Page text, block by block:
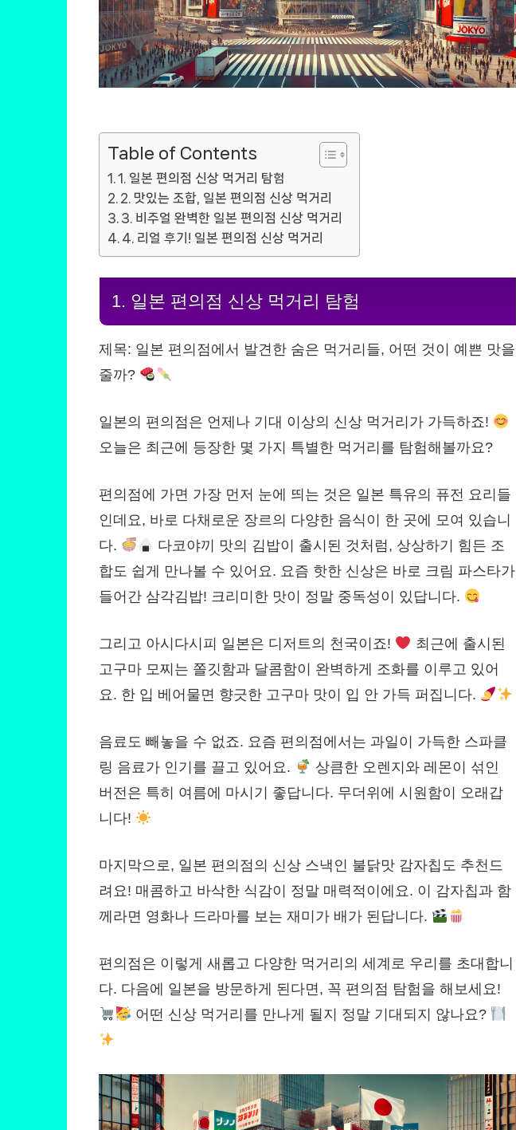
Table of Contents
1. 일본 편의점 신상 먹거리 탐험
2. 맛있는 조합, 일본 편의점 신상 먹거리
3. 비주얼 완벽한 일본 편의점 신상 먹거리
4. 리얼 후기! 일본 편의점 신상 먹거리
1. 일본 편의점 신상 먹거리 탐험
제목: 일본 편의점에서 발견한 숨은 먹거리들, 어떤 것이 예쁜 맛을
줄까?
일본의 편의점은 언제나 기대 이상의 신상 먹거리가 가득하죠!
오늘은 최근에 등장한 몇 가지 특별한 먹거리를 탐험해볼까요?
편의점에 가면 가장 먼저 눈에 띄는 것은 일본 특유의 퓨전 요리들
인데요, 바로 다채로운 장르의 다양한 음식이 한 곳에 모여 있습니
다.
다코야끼 맛의 김밥이 출시된 것처럼, 상상하기 힘든 조
합도 쉽게 만나볼 수 있어요. 요즘 핫한 신상은 바로 크림 파스타가
들어간 삼각김밥! 크리미한 맛이 정말 중독성이 있답니다.
그리고 아시다시피 일본은 디저트의 천국이죠!
최근에 출시된
고구마 모찌는 쫄깃함과 달콤함이 완벽하게 조화를 이루고 있어
요. 한 입 베어물면 향긋한 고구마 맛이 입 안 가득 퍼집니다.
음료도 빼놓을 수 없죠. 요즘 편의점에서는 과일이 가득한 스파클
링 음료가 인기를 끌고 있어요.
상큼한 오렌지와 레몬이 섞인
버전은 특히 여름에 마시기 좋답니다. 무더위에 시원함이 오래갑
니다!
마지막으로, 일본 편의점의 신상 스낵인 불닭맛 감자칩도 추천드
려요! 매콤하고 바삭한 식감이 정말 매력적이에요. 이 감자칩과 함
께라면 영화나 드라마를 보는 재미가 배가 된답니다.
편의점은 이렇게 새롭고 다양한 먹거리의 세계로 우리를 초대합니
다. 다음에 일본을 방문하게 된다면, 꼭 편의점 탐험을 해보세요!
어떤 신상 먹거리를 만나게 될지 정말 기대되지 않나요?